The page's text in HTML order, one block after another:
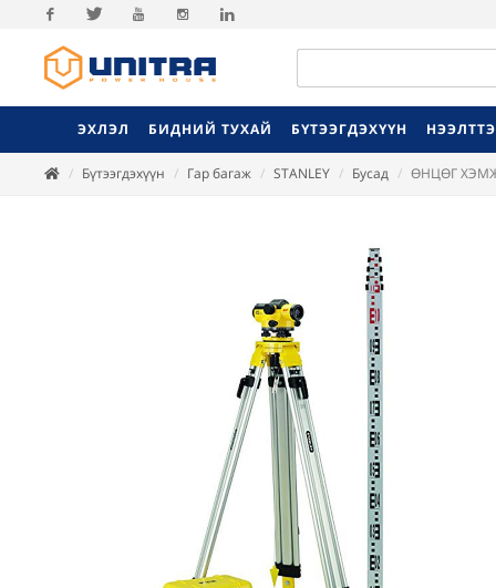
Facebook
ЭХЛЭЛ БИДНИЙ ТУХАЙ БҮТЭЭГДЭХҮҮН
Бүтээгдэхүүн Гар багаж STANLEY Бусад ӨНЦӨГ